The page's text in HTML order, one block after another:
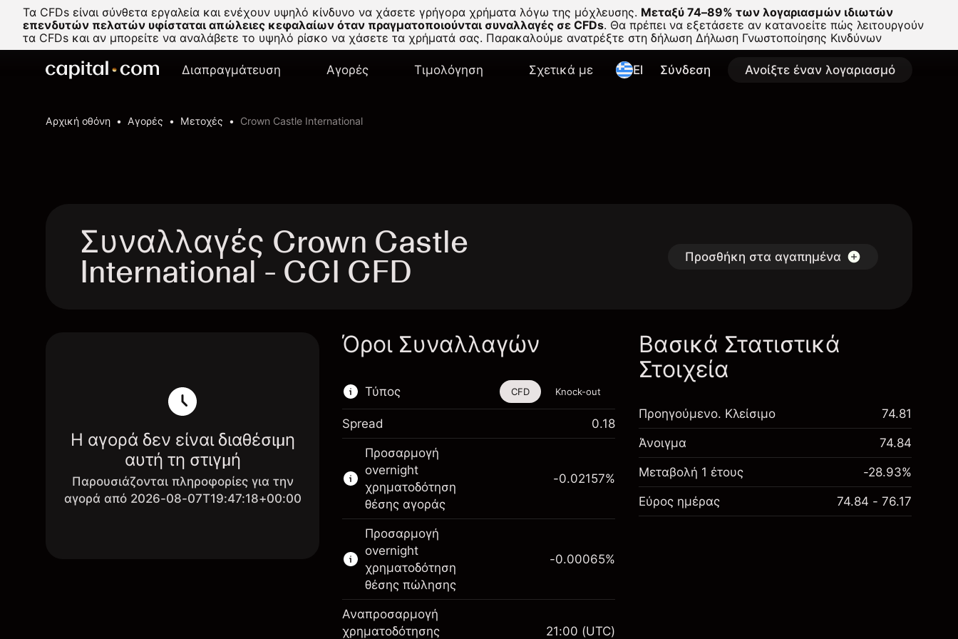
Τα CFDs είναι σύνθετα εργαλεία και ενέχουν υψηλό κίνδυνο να χάσετε γρήγορα χρήματα λόγω της μόχλευσης. Μεταξύ 74–89% των λογαριασμών ιδιωτών
επενδυτών πελατών υφίσταται απώλειες κεφαλαίων όταν πραγματοποιούνται συναλλαγές σε CFDs. Θα πρέπει να εξετάσετε αν κατανοείτε πώς λειτουργούν
τα CFDs και αν μπορείτε να αναλάβετε το υψηλό ρίσκο να χάσετε τα χρήματά σας. Παρακαλούμε ανατρέξτε στη δήλωση Δήλωση Γνωστοποίησης Κινδύνων
Διαπραγμάτευση Αγορές Τιμολόγηση Σχετικά με El Σύνδεση Ανοίξτε έναν λογαριασμό
Αρχική οθόνη Αγορές Μετοχές Crown Castle International
Συναλλαγές Crown Castle
International - CCI CFD Προσθήκη στα αγαπημένα
Η αγορά δεν είναι διαθέσιμη
αυτή τη στιγμή
Παρουσιάζονται πληροφορίες για την
αγορά από 2026-08-07T19:47:18+00:00
Όροι Συναλλαγών
Τύπος
Αυτό το χρηματοοικονομικό εργαλείο είναι
διαθέσιμο για διαπραγμάτευση μέσω CFDs και
Knock-outs.
Μάθετε περισσότερα σχετικά με:
CFDs
Knock-outs
CFD Knock-out
Spread 0.18
Προσαρμογή
overnight
χρηματοδότηση
θέσης αγοράς
Περιθώριο. Η επένδυσή
-0.02157%
Προσαρμογή
overnight
χρηματοδότηση
θέσης πώλησης
-0.00065%
Αναπροσαρμογή
χρηματοδότησης
21:00 (UTC)
Βασικά Στατιστικά
Στοιχεία
Προηγούμενο. Κλείσιμο 74.81
Άνοιγμα 74.84
Μεταβολή 1 έτους -28.93%
Εύρος ημέρας 74.84 - 76.17